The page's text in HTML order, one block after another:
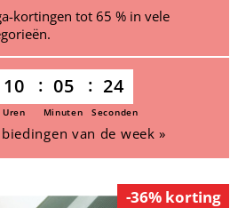
kortingen tot 65 % in vele
10 05 24
Uren Minuten Seconden
van de week »
-36% korting